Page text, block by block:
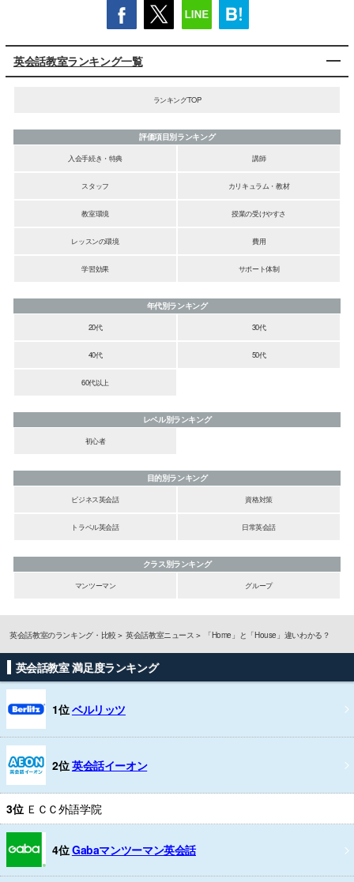
英会話教室ランキング一覧
ランキングTOP
評価項目別ランキング
入会手続き・特典
講師
スタッフ カリキュラム・教材
教室環境 授業の受けやすさ
レッスンの環境 費用
学習効果 サポート体制
年代別ランキング
20代
30代
40代 50代
60代以上
レベル別ランキング
初心者
目的別ランキング
ビジネス英会話
資格対策
トラベル英会話 日常英会話
クラス別ランキング
マンツーマン
グループ
英会話教室のランキング・比較 英会話教室ニュース 「Home」と「House」違いわかる？
英会話教室 満足度ランキング
1位ベルリッツ
2位英会話イーオン
3位 ＥＣＣ外語学院
4位Gabaマンツーマン英会話